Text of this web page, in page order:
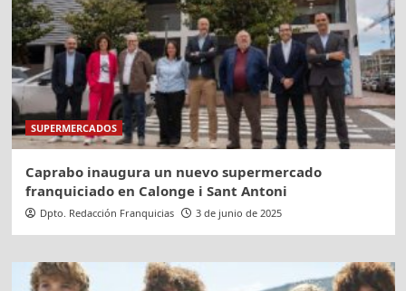
SUPERMERCADOS
Caprabo inaugura un nuevo supermercado
franquiciado en Calonge i Sant Antoni
Dpto. Redacción Franquicias 3 de junio de 2025